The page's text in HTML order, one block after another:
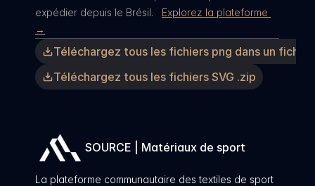
expédier depuis le Brésil. Explorez la plateforme
→
Téléchargez tous les fichiers png dans un
Téléchargez tous les fichiers SVG .zip
SOURCE | Matériaux de sport
La plateforme communautaire des textiles de sport